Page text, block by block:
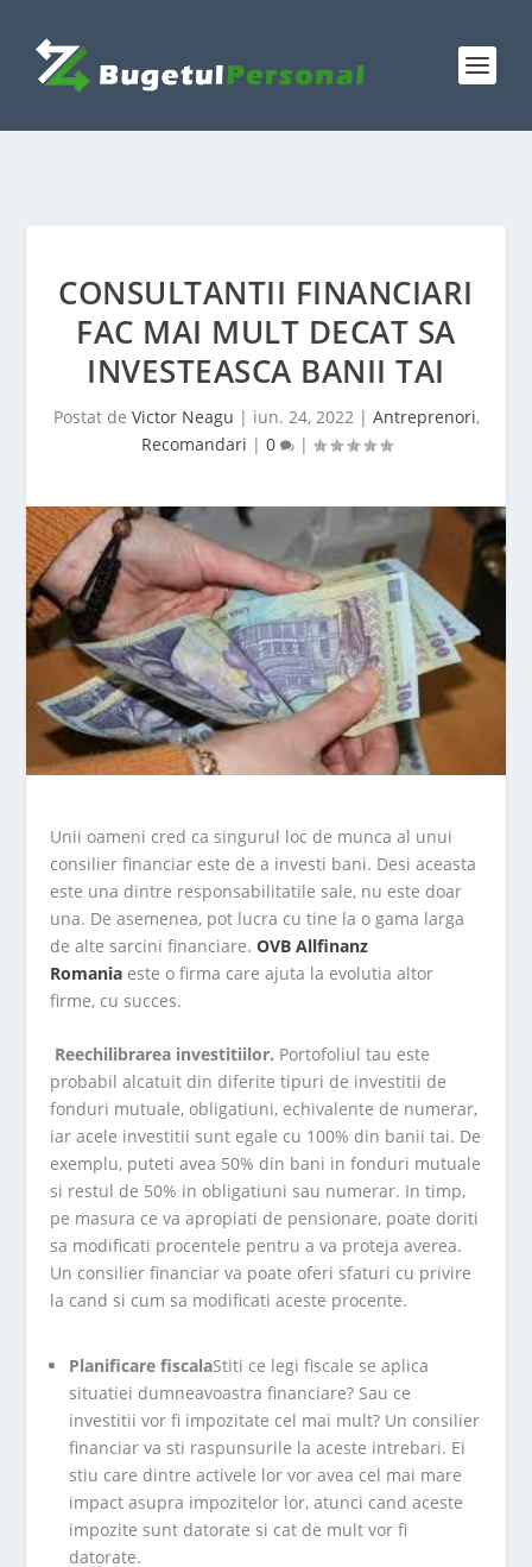
CONSULTANTII FINANCIARI
FAC MAI MULT DECAT SA
INVESTEASCA BANII TAI
Postat de Victor Neagu | iun. 24, 2022| Antreprenori,
Recomandari | 0 |
Unii oameni cred ca singurul loc de munca al unui
consilier financiar este de a investi bani. Desi aceasta
este una dintre responsabilitatile sale, nu este doar
una. De asemenea, pot lucra cu tine la o gama larga
de alte sarcini financiare.OVB Allfinanz
Romania este o firma care ajuta la evolutia altor
firme, cu succes.
Reechilibrarea investitiilor. Portofoliul tau este
probabil alcatuit din diferite tipuri de investitii de
fonduri mutuale, obligatiuni, echivalente de numerar,
iar acele investitii sunt egale cu 100% din banii tai. De
exemplu, puteti avea 50% din bani in fonduri mutuale
si restul de 50% in obligatiuni sau numerar. In timp,
pe masura ce va apropiati de pensionare, poate doriti
sa modificati procentele pentru a va proteja averea.
Un consilier financiar va poate oferi sfaturi cu privire
la cand si cum sa modificati aceste procente.
Planificare fiscalaStiti ce legi fiscale se aplica
situatiei dumneavoastra financiare? Sau ce
investitii vor fi impozitate cel mai mult? Un consilier
financiar va sti raspunsurile la aceste intrebari. Ei
stiu care dintre activele lor vor avea cel mai mare
impact asupra impozitelor lor, atunci cand aceste
impozite sunt datorate si cat de mult vor fi
datorate.